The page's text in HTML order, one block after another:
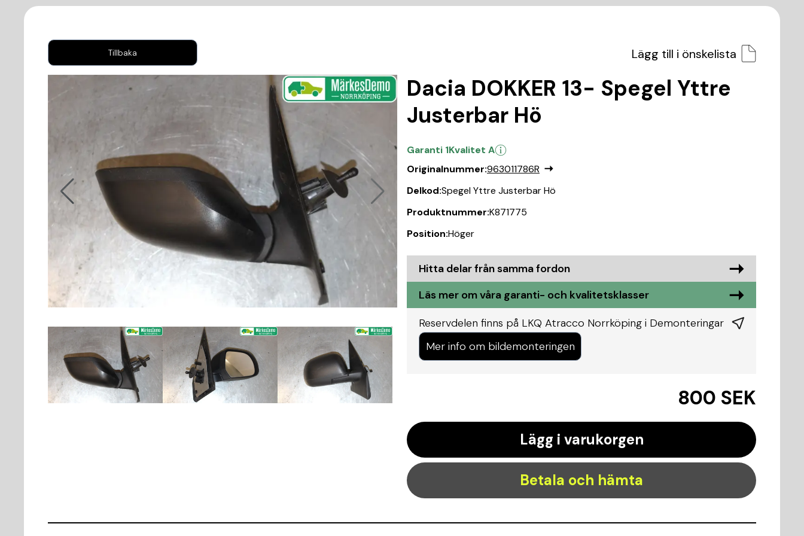
Tillbaka Lägg till i önskelista
Dacia DOKKER 13- Spegel Yttre
Justerbar Hö
Garanti 1Kvalitet A
Originalnummer:963011786R
Delkod:Spegel Yttre Justerbar Hö
Produktnummer:K871775
Position:Höger
Hitta delar från samma fordon
Läs mer om våra garanti- och kvalitetsklasser
Reservdelen finns på LKQ Atracco Norrköping i Demonteringar
Mer info om bildemonteringen
800 SEK
Lägg i varukorgen
Betala och hämta